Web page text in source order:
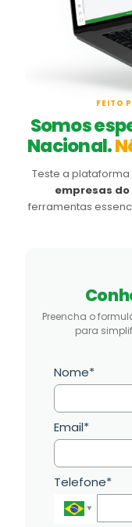
FEITO
Somos
Nacional.
Teste a plataforma
empresas
ferramentas
Preencha o
para
Nome*
Email*
Telefone*